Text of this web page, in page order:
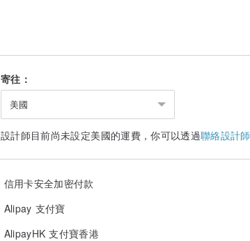
寄往：
美國
設計師目前尚未設定美國的運費，你可以透過聯絡設計師
信用卡安全加密付款
Alipay 支付寶
AlipayHK 支付寶香港